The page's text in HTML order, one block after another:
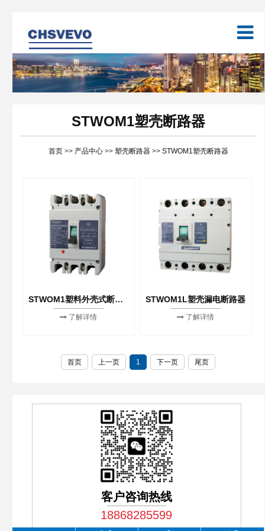
STWOM1塑壳断路器
首页>> 产品中心>> 塑壳断路器>> STWOM1塑壳断路器
STWOM1塑料外壳式断路器
了解详情
STWOM1L塑壳漏电断路器
了解详情
首页 上一页 1 下一页 尾页
客户咨询热线
18868285599